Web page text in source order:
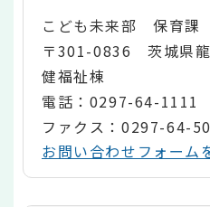
こども未来部 保育課
〒301-0836 茨城県
健福祉棟
電話：0297-64-1111
ファクス：0297-64-
お問い合わせフォーム